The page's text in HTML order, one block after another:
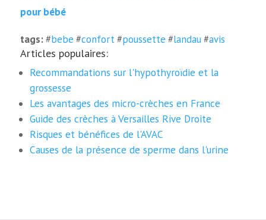
pour bébé
tags:#bebe #confort#poussette #landau#avis
Articles populaires:
Recommandations sur l'hypothyroïdie et la
grossesse
Les avantages des micro-crèches en France
Guide des crèches à Versailles Rive Droite
Risques et bénéfices de l'AVAC
Causes de la présence de sperme dans l'urine